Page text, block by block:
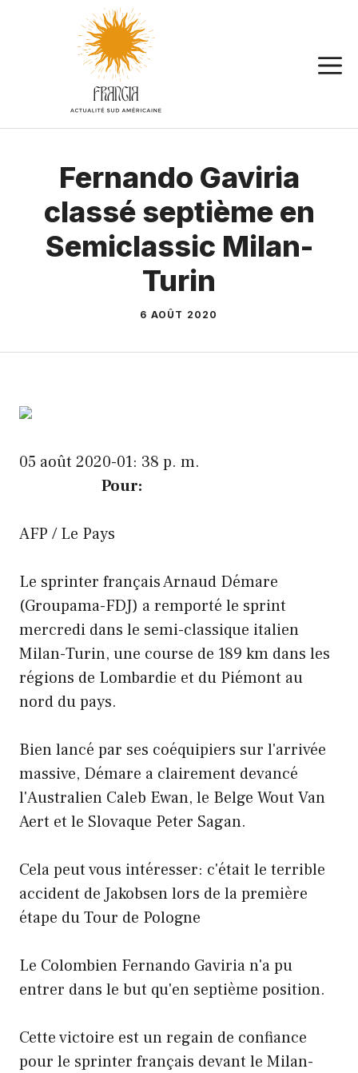
Fernando Gaviria
classé septième en
Semiclassic Milan-
Turin
6 AOÛT 2020
05 août 2020-01: 38 p. m.
Pour:
AFP / Le Pays
Le sprinter français Arnaud Démare
(Groupama-FDJ) a remporté le sprint
mercredi dans le semi-classique italien
Milan-Turin, une course de 189 km dans les
régions de Lombardie et du Piémont au
nord du pays.
Bien lancé par ses coéquipiers sur l'arrivée
massive, Démare a clairement devancé
l'Australien Caleb Ewan, le Belge Wout Van
Aert et le Slovaque Peter Sagan.
Cela peut vous intéresser: c'était le terrible
accident de Jakobsen lors de la première
étape du Tour de Pologne
Le Colombien Fernando Gaviria n'a pu
entrer dans le but qu'en septième position.
Cette victoire est un regain de confiance
pour le sprinter français devant le Milan-